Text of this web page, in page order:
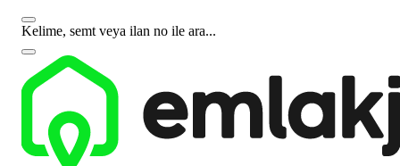
Kelime, semt veya ilan no ile ara...